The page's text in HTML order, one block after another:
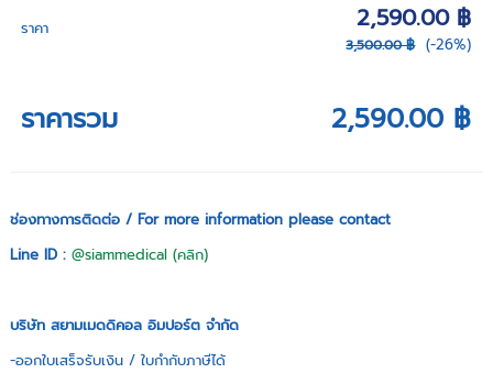
ราคา 2,590.00 ฿
3,500.00 ฿ (-26%)
ราคารวม 2,590.00 ฿
ช่องทางการติดต่อ / For more information please contact
Line ID :@siammedical (คลิก)
บริษัท สยามเมดดิคอล อิมปอร์ต จำกัด
-ออกใบเสร็จรับเงิน / ใบกำกับภาษีได้